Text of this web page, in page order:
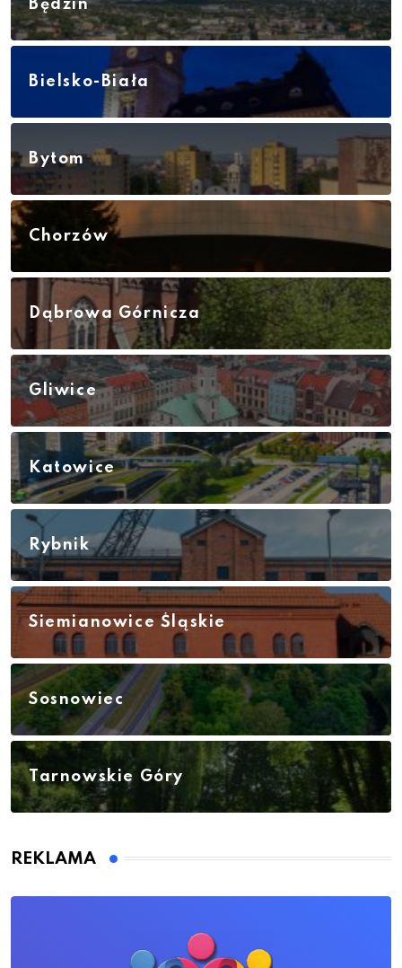
Będzin
Bielsko-Biała
Bytom
Chorzów
Dąbrowa Górnicza
Gliwice
Katowice
Rybnik
Siemianowice Śląskie
Sosnowiec
Tarnowskie Góry
REKLAMA